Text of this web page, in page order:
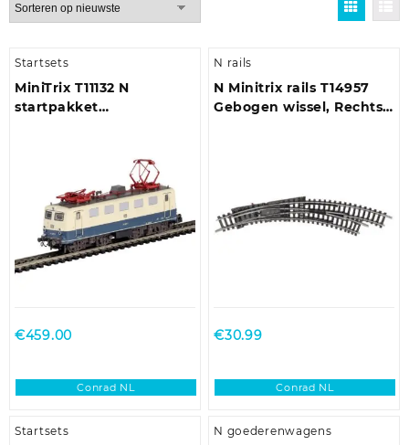
nieuwste
Startsets
MiniTrix T11132 N
startpakket
€459.00
Conrad NL
N rails
N Minitrix rails T14957
Gebogen wissel, Rechts
€30.99
Conrad NL
Startsets N goederenwagens